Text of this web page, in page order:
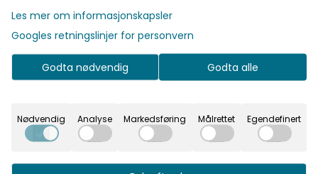
Les mer om informasjonskapsler
Googles retningslinjer for personvern
Godta nødvendig Godta alle
Nødvendig Analyse Markedsføring Målrettet Egendefinert